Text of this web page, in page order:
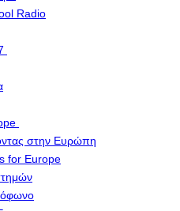
Radio
στην Ευρώπη
for Europe